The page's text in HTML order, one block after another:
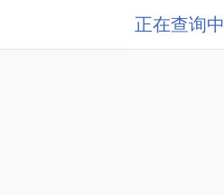
正在查询中